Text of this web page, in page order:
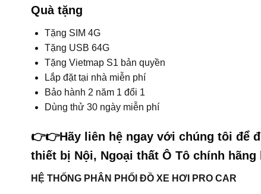
Quà tặng
Tặng SIM 4G
Tặng USB 64G
Tặng Vietmap S1 bản quyền
Lắp đặt tại nhà miễn phí
Bảo hành 2 năm 1 đổi 1
Dùng thử 30 ngày miễn phí
👉👉Hãy liên hệ ngay với chúng tôi để
thiết bị Nội, Ngoại thất Ô Tô chính
HỆ THỐNG PHÂN PHỐI ĐỒ XE HƠI PRO CAR